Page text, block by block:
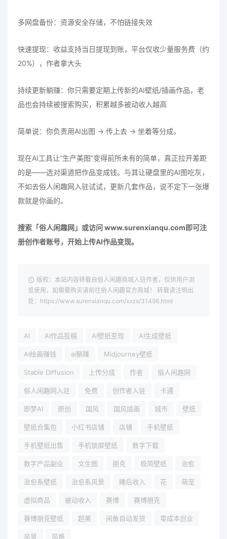
多网盘备份：资源安全存储，不怕链接失效
快速提现：收益支持当日提现到账，平台仅收少量服务费（约
20%），作者拿大头
持续更新躺赚：你只需要定期上传新的AI壁纸/插画作品，老
品也会持续被搜索购买，积累越多被动收入越高
简单说：你负责用AI出图 → 传上去 → 坐着等分成。
现在AI工具让”生产美图”变得前所未有的简单，真正拉开差距
的是——选对渠道把作品变成钱。与其让硬盘里的AI图吃灰，
不如去俗人闲趣网入驻试试，更新几套作品，说不定下一张爆
款就是你画的。
搜索「俗人闲趣网」或访问 www.surenxianqu.com即可注
册创作者账号，开始上传AI作品变现。
版权：本站内容转载自俗人闲趣商城入驻作者，仅供用户浏
览使用，如需要购买请前往俗人闲趣官方商城！ 转载请注明出
处：https://www.surenxianqu.com/xxzx/31496.html
AI AI作品投稿 AI壁纸变现 AI生成壁纸
AI绘画赚钱 ai躺赚 Midjourney壁纸
Stable Diffusion 上传分成 作者 俗人闲趣网
俗人闲趣网入驻 免费 创作者入驻 卡通
即梦AI 原创 国风 国风插画 城市 壁纸
壁纸合集包 小红书店铺 店铺 手机壁纸
手机壁纸出售 手机锁屏壁纸 数字下载
数字产品副业 文生图 朋克 极简壁纸 治愈
治愈系壁纸 治愈系风景 睡后收入 花 萌宠
虚拟商品 被动收入 赛博 赛博朋克
赛博朋克壁纸 超美 闲鱼自动发货 零成本创业
风景 风格